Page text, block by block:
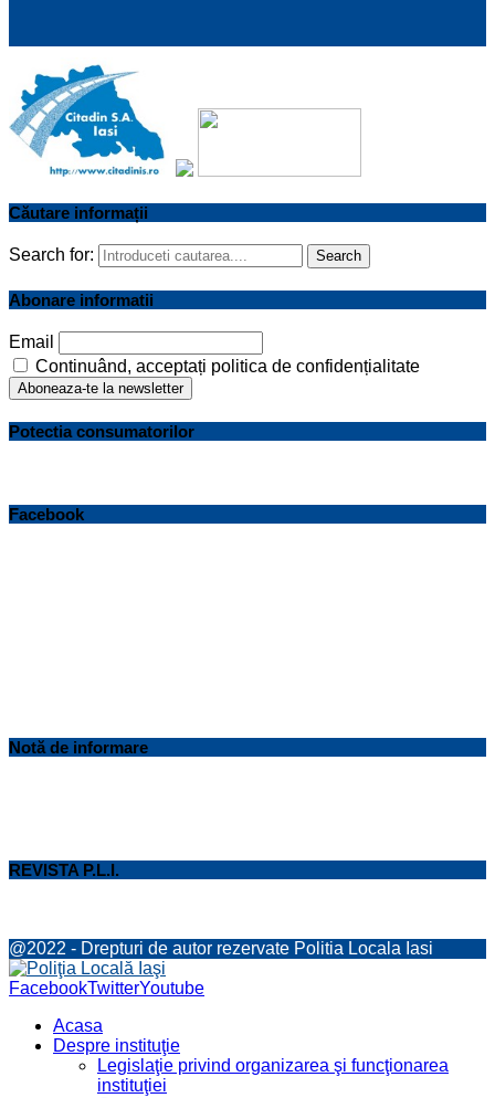
Căutare informații
Search for: Search
Abonare informatii
Email
Continuând, acceptați politica de confidențialitate
Potectia consumatorilor
Facebook
Notă de informare
REVISTA P.L.I.
@2022 - Drepturi de autor rezervate Politia Locala Iasi
FacebookTwitterYoutube
Acasa
Despre instituţie
Legislaţie privind organizarea şi funcţionarea
instituţiei